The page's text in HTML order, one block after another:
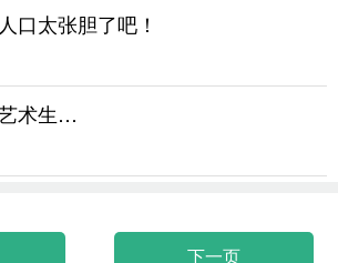
口太张胆了吧！
术生…
下一页